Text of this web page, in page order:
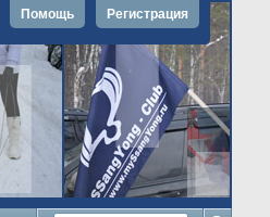
Регистрация
Помощь